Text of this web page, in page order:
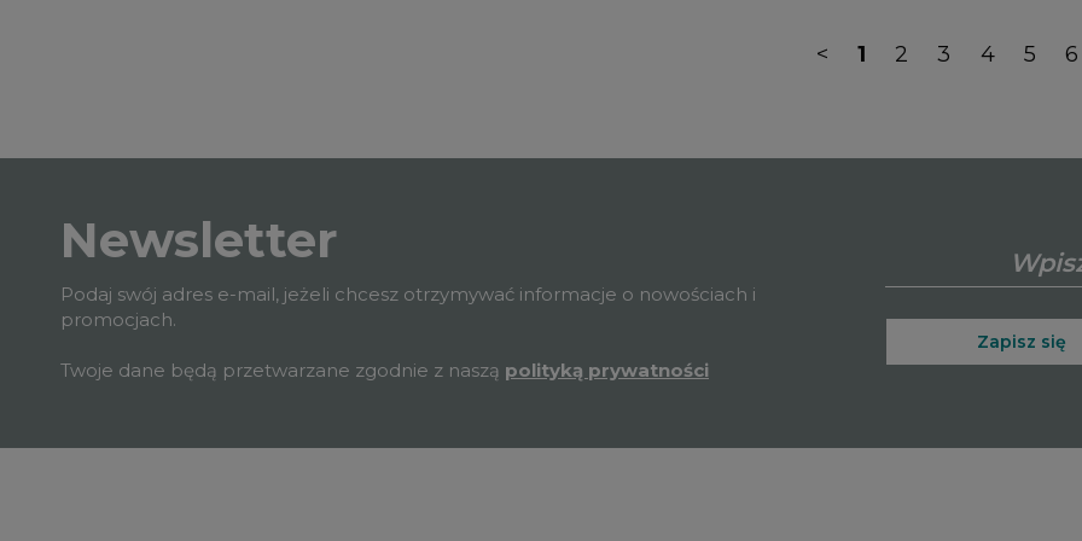
< 1 2 3 4 5 6
Newsletter
Podaj swój adres e-mail, jeżeli chcesz otrzymywać informacje o nowościach i
promocjach.
Twoje dane będą przetwarzane zgodnie z naszą polityką prywatności
Zapisz się